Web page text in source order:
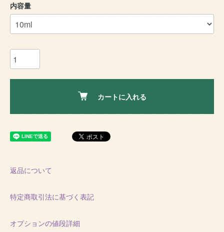
内容量
カートに入れる
返品について
特定商取引法に基づく表記
オプションの値段詳細